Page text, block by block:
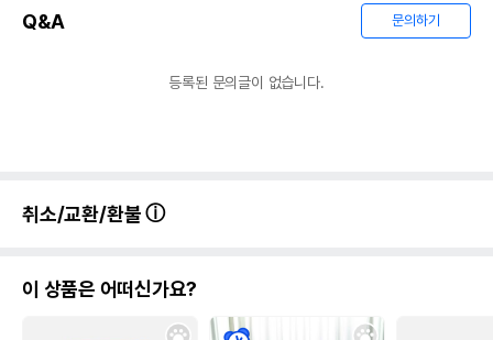
Q&A 문의하기
등록된 문의글이 없습니다.
취소/교환/환불
이 상품은 어떠신가요?